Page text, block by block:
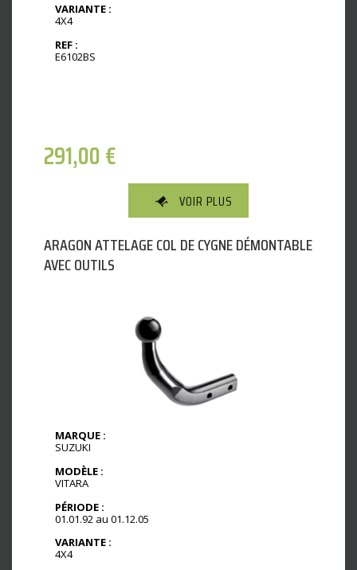
VARIANTE :
4X4
REF :
E6102BS
291,00€
VOIR PLUS
ARAGON ATTELAGE COL DE CYGNE DÉMONTABLE
AVEC OUTILS
MARQUE :
SUZUKI
MODÈLE :
VITARA
PÉRIODE :
01.01.92 au 01.12.05
VARIANTE :
4X4